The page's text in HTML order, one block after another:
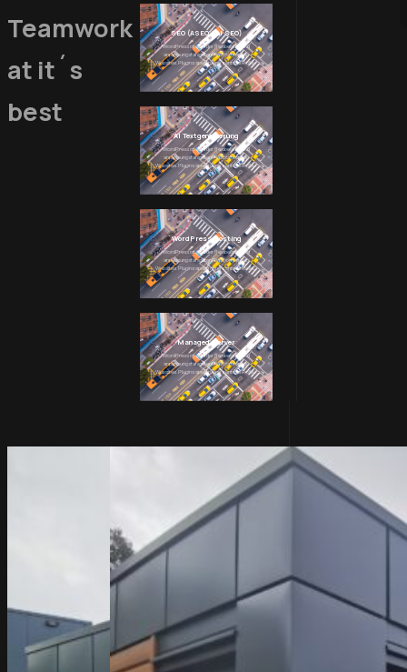
Teamwork
at it´s
best
SEO (ASEO / AI SEO)
WordPress ist eine der flexibelsten und
anpassungsfähigsten Plattformen für
Websites. Plugins spielen eine zentrale Rolle...
AI Textgenerierung
WordPress ist eine der flexibelsten und
anpassungsfähigsten Plattformen für
Websites. Plugins spielen eine zentrale Rolle...
WordPress Hosting
WordPress ist eine der flexibelsten und
anpassungsfähigsten Plattformen für
Websites. Plugins spielen eine zentrale Rolle...
Managed Server
WordPress ist eine der flexibelsten und
anpassungsfähigsten Plattformen für
Websites. Plugins spielen eine zentrale Rolle...